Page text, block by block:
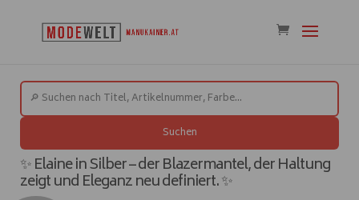
Suchen
✨ Elaine in Silber – der Blazermantel, der Haltung
zeigt und Eleganz neu definiert. ✨